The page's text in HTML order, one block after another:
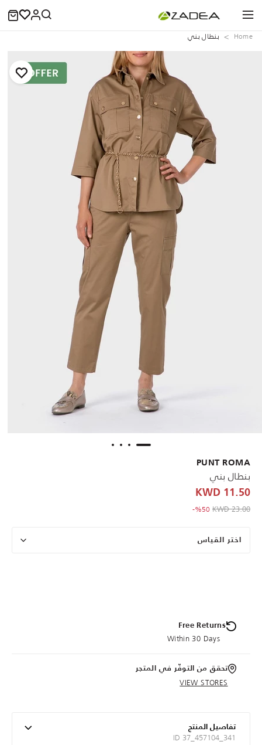
Home بنطال بني
PUNT ROMA
بنطال بني
11.50 KWD
Price reduced from
23.00 KWD
to 11.50 KWD
%50-
اختر القياس
Free Returns
Within 30 Days
تحقق من التوفّر في المتجر
VIEW STORES
تفاصيل المنتج
ID 37_457104_341